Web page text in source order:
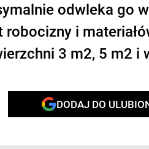
odwleka go
robocizny i
3 m2, 5 m2 i
DODAJ DO